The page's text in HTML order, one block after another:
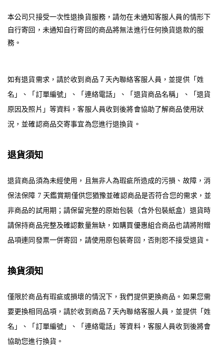
本公司只接受一次性退換貨服務，請勿在未通知客服人員的情形下
自行寄回，未通知自行寄回的商品將無法進行任何換貨退款的服
務。
如有退貨需求，請於收到商品７天內聯絡客服人員，並提供「姓
名」、「訂單編號」、「連絡電話」、「退貨商品名稱」、「退貨
原因及照片」等資料，客服人員收到後將會協助了解商品使用狀
況，並確認商品交寄事宜為您進行退換貨。
退貨須知
退貨商品須為未經使用，且無非人為瑕疵所造成的污損、故障，消
保法保障 7 天鑑賞期僅供您猶豫並確認商品是否符合您的需求，並
非商品的試用期；請保留完整的原始包裝（含外包裝紙盒）退貨時
請保持商品完整及確認數量無缺，如購買優惠組合商品也請將附贈
品項連同發票一併寄回，請使用原包裝寄回，否則恕不接受退貨。
換貨須知
僅限於商品有瑕疵或損壞的情況下，我們提供更換商品。如果您需
要更換相同品項，請於收到商品７天內聯絡客服人員，並提供「姓
名」、「訂單編號」、「連絡電話」等資料，客服人員收到後將會
協助您進行換貨。